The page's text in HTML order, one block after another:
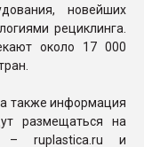
новейших
рециклинга.
около 17 000
а также информация
размещаться на
– ruplastica.ru и